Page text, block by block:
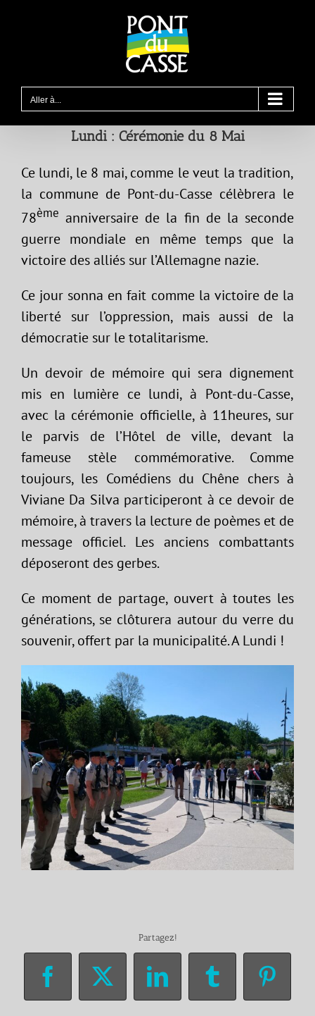
Aller à...
Lundi : Cérémonie du 8 Mai
Ce lundi, le 8 mai, comme le veut la tradition,
la commune de Pont-du-Casse célèbrera le
78ème anniversaire de la fin de la seconde
guerre mondiale en même temps que la
victoire des alliés sur l’Allemagne nazie.
Ce jour sonna en fait comme la victoire de la
liberté sur l’oppression, mais aussi de la
démocratie sur le totalitarisme.
Un devoir de mémoire qui sera dignement
mis en lumière ce lundi, à Pont-du-Casse,
avec la cérémonie officielle, à 11heures, sur
le parvis de l’Hôtel de ville, devant la
fameuse stèle commémorative. Comme
toujours, les Comédiens du Chêne chers à
Viviane Da Silva participeront à ce devoir de
mémoire, à travers la lecture de poèmes et de
message officiel. Les anciens combattants
déposeront des gerbes.
Ce moment de partage, ouvert à toutes les
générations, se clôturera autour du verre du
souvenir, offert par la municipalité. A Lundi !
Partagez!
Facebook
X LinkedInTumblr